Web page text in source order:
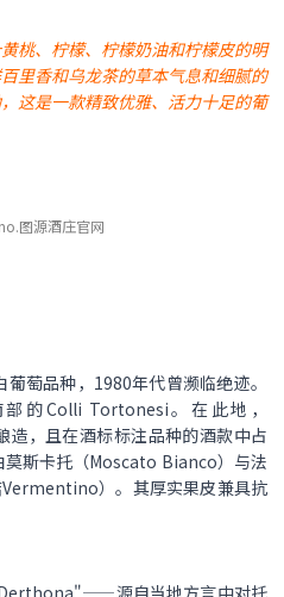
桃、柠檬、柠檬奶油和柠檬皮的明
里香和乌龙茶的草本气息和细腻的
这是一款精致优雅、活力十足的葡
图源酒庄官网
萄品种，1980年代曾濒临绝迹。
的Colli Tortonesi。在此地，
，且在酒标标注品种的酒款中占
斯卡托（Moscato Bianco）与法
）。其厚实果皮兼具抗
源自当地方言中对托